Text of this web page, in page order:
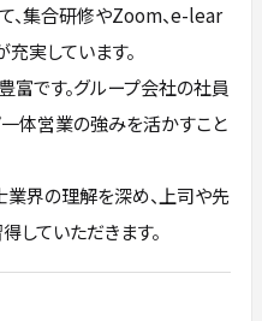
、集合研修やZoom、e-lear
実しています。
です。グループ会社の社員
一体営業の強みを活かすこと
界の理解を深め、上司や先
していただきます。